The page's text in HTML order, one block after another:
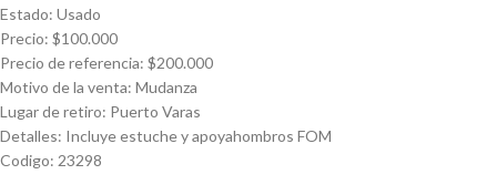
Estado: Usado
Precio: $100.000
Precio de referencia: $200.000
Motivo de la venta: Mudanza
Lugar de retiro: Puerto Varas
Detalles: Incluye estuche y apoyahombros FOM
Codigo: 23298